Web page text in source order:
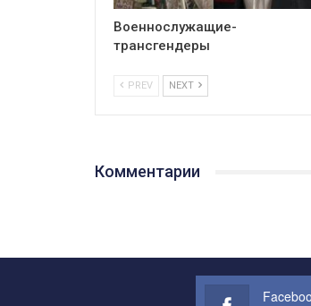
Военнослужащие-
трансгендеры
PREV NEXT
Комментарии